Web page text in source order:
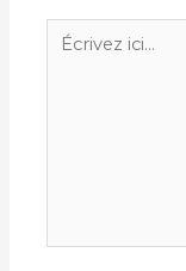
Écrivez
ici…